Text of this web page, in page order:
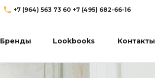
+7 (964) 563 73 60 +7 (495) 682-66-16
Бренды Lookbooks Контакты